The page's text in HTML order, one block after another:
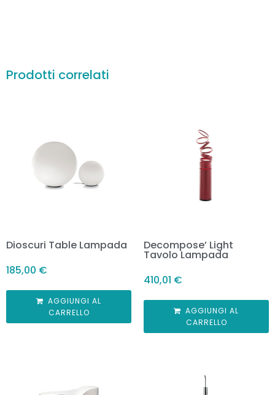
Prodotti correlati
Dioscuri Table Lampada
185,00 €
AGGIUNGI AL
CARRELLO
Decompose’ Light
Tavolo Lampada
410,01 €
AGGIUNGI AL
CARRELLO